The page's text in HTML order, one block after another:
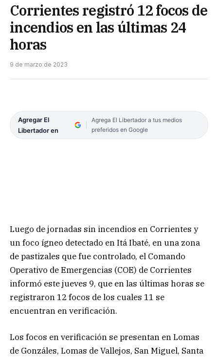
Corrientes registró 12 focos de
incendios en las últimas 24
horas
9 de marzo de 2023
Agregar El
Libertador en
Agrega El Libertador a tus medios
preferidos en Google
Luego de jornadas sin incendios en Corrientes y
un foco ígneo detectado en Itá Ibaté, en una zona
de pastizales que fue controlado, el Comando
Operativo de Emergencias (COE) de Corrientes
informó este jueves 9, que en las últimas horas se
registraron 12 focos de los cuales 11 se
encuentran en verificación.
Los focos en verificación se presentan en Lomas
de Gonzáles, Lomas de Vallejos, San Miguel, Santa